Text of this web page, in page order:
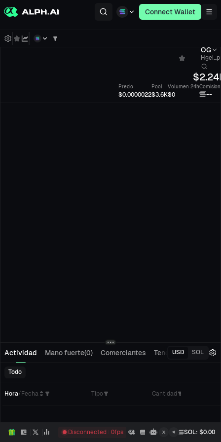
Connect Wallet
OG
$
Precio
$0.0000022
Pool
$3.6K
Volumen 24h
$0 --
Actividad Mano fuerte(0) Comerciantes Tenedores(0)
USD SOL
Todo
Hora/Fecha Tipo Cantidad
Disconnected 0fps SOL: $0.00